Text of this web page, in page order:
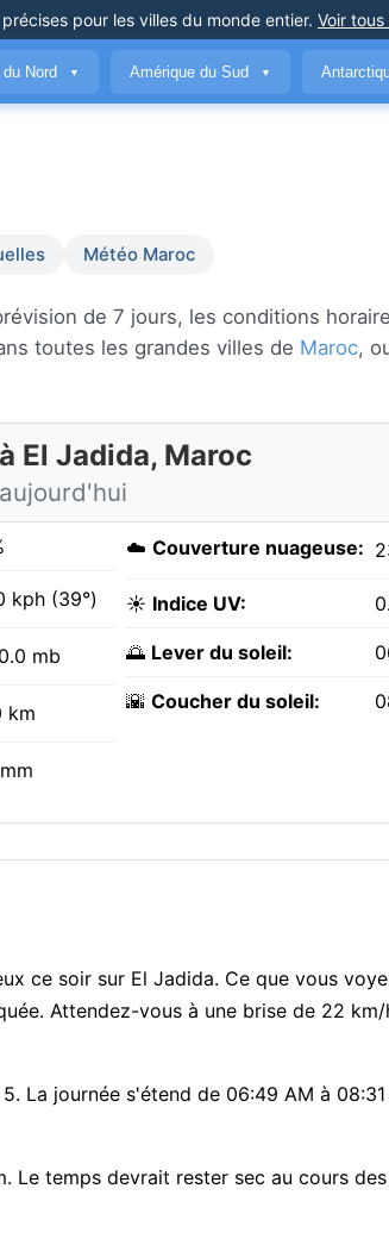
pour les villes du monde entier. Voir
Nord ▼ Amérique du Sud ▼
Météo Maroc
de 7 jours, les conditions
toutes les grandes villes de Maroc,
El Jadida, Maroc
kph (39°)
mb
km
☁️ Couverture nuageuse:
☀️ Indice UV:
🌅 Lever du soleil:
🌇 Coucher du soleil:
ce soir sur El Jadida. Ce que vous
Attendez-vous à une brise de 22
La journée s'étend de 06:49 AM à 08:31
Le temps devrait rester sec au cours